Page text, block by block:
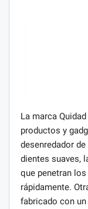
La marca
productos y
desenredador
dientes suaves,
que penetran
rápidamente.
fabricado con